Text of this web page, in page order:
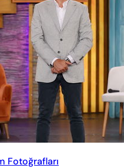
Fotoğrafları